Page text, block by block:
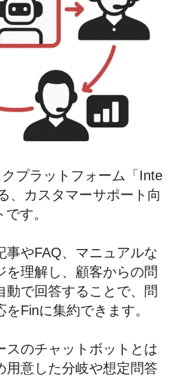
プラットフォーム「Inte
、カスタマーサポート向
す。
事やFAQ、マニュアルな
を理解し、顧客からの問
動で回答することで、問
Finに集約できます。
スのチャットボットとは
用意した分岐や想定問答